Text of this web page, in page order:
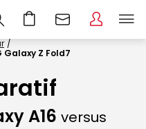
Galaxy Z Fold7
A16 versus